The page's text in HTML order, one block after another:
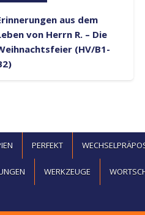
aus dem
von Herrn R. – Die
(HV/B1-
PERFEKT
WERKZEUGE